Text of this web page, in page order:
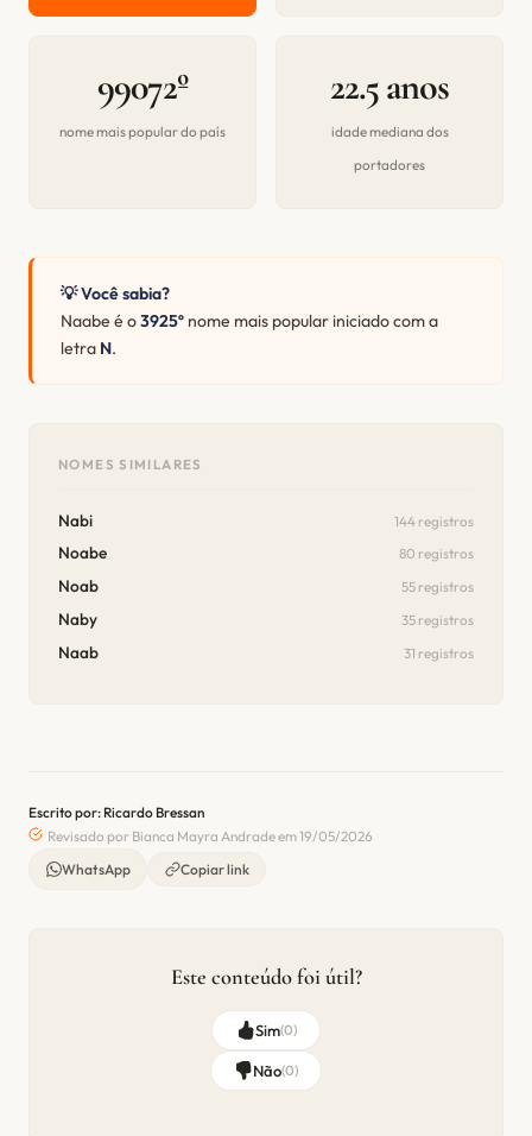
99072º
nome mais popular do país
22.5 anos
idade mediana dos
portadores
💡 Você sabia?
Naabe é o3925º nome mais popular iniciado com a
letra N.
NOMES SIMILARES
Nabi 144 registros
Noabe 80 registros
Noab 55 registros
Naby 35 registros
Naab 31 registros
Escrito por: Ricardo Bressan
Revisado por Bianca Mayra Andrade em 19/05/2026
WhatsApp
Copiar link
Este conteúdo foi útil?
Sim(0)
Não(0)